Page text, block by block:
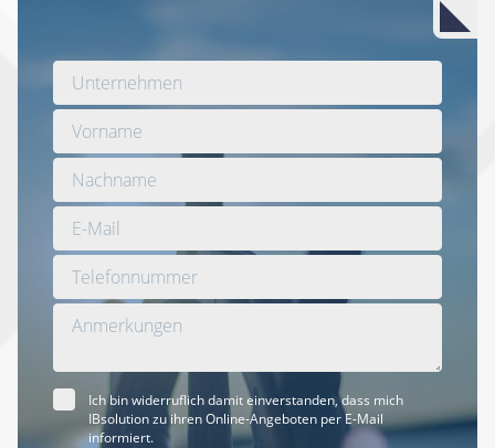
Ich bin widerruflich damit einverstanden, dass mich
IBsolution zu ihren Online-Angeboten per E-Mail
informiert.